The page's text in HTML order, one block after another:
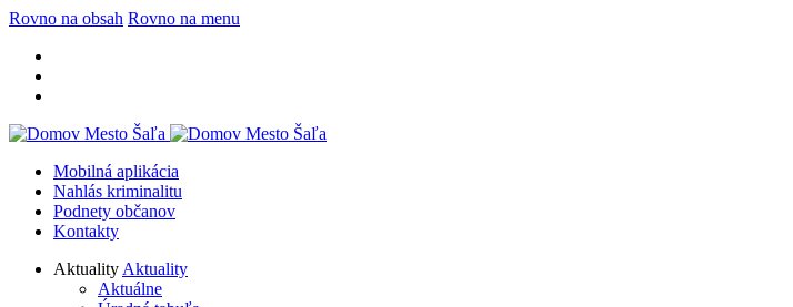
Rovno na obsah Rovno na menu
Mobilná aplikácia
Nahlás kriminalitu
Podnety občanov
Kontakty
Aktuality Aktuality
Aktuálne